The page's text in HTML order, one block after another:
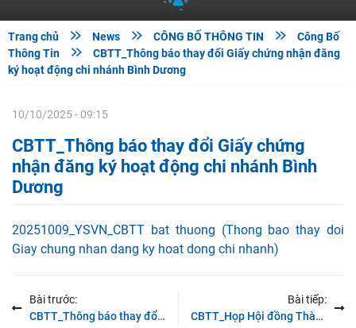
Trang chủ  News  CÔNG BỐ THÔNG TIN 
Công Bố
Thông Tin

CBTT_Thông báo thay đổi Giấy chứng nhận đăng
ký hoạt động chi nhánh Bình Dương
10/10/2025 - 09:15
CBTT_Thông báo thay đổi Giấy chứng
nhận đăng ký hoạt động chi nhánh Bình
Dương
20251009_YSVN_CBTT bat thuong (Thong bao thay doi
Giay chung nhan dang ky hoat dong chi nhanh)
Bài trước:
CBTT_Thông báo thay đổi Giấy chứng nhận đăng ký hoạt động chi nhánh Chợ Lớn
Bài tiếp:
CBTT_Họp Hội đồng Thành viên ngày 14/10/2025